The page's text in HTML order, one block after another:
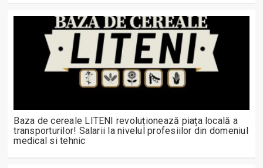
Baza de cereale LITENI revoluționează piața locală a
transporturilor! Salarii la nivelul profesiilor din domeniul
medical si tehnic